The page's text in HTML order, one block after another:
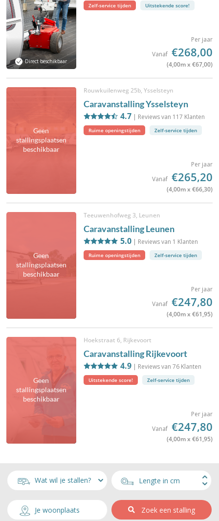
Direct beschikbaar
Zelf-service tijden Uitstekende score!
Per jaar
Vanaf €268,00
(4,00m x €67,00)
Geen
stallingsplaatsen
beschikbaar
Rouwkuilenweg 25b, Ysselsteyn
Caravanstalling Ysselsteyn
4.7| Reviews van 117 Klanten
Ruime openingstijden Zelf-service tijden
Per jaar
Vanaf €265,20
(4,00m x €66,30)
Geen
stallingsplaatsen
beschikbaar
Teeuwenhofweg 3, Leunen
Caravanstalling Leunen
5.0| Reviews van 1 Klanten
Ruime openingstijden Zelf-service tijden
Per jaar
Vanaf €247,80
(4,00m x €61,95)
Geen
stallingsplaatsen
beschikbaar
Hoekstraat 6, Rijkevoort
Caravanstalling Rijkevoort
4.9| Reviews van 76Klanten
Uitstekende score! Zelf-service tijden
Per jaar
Vanaf €247,80
(4,00m x €61,95)
Zoek een stalling